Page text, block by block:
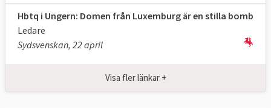
riskabla alternativ för människors hälsa.
Kommissionen överklagade och fick
domstolen att skjuta upp verkställandet av
sak 25 februari 2021, se nedan.
Hbtq i Ungern: Domen från Luxemburg är en stilla bomb
Ledare
Sydsvenskan, 22 april
Visa fler länkar +